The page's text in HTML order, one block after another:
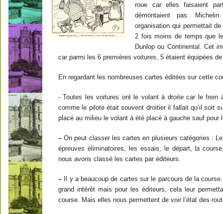
roue car elles faisaient
démontaient pas.
organisation qui permettait
2 fois moins de temps que
Dunlop ou Continental. Cet
car parmi les 6 premières voitures, 5 étaient équipées
En regardant les nombreuses cartes éditées sur cette
- Toutes les voitures ont le volant à droite car le frein
comme le pilote était souvent droitier il fallait qu’il soit
placé au milieu le volant à été placé à gauche sauf pour
– On peut classer les cartes en plusieurs catégories :
épreuves éliminatoires, les essais, le départ, la
nous avons classé les cartes par éditeurs.
– Il y a beaucoup de cartes sur le parcours de la
grand intérêt mais pour les éditeurs, cela leur
course. Mais elles nous permettent de voir l’état des